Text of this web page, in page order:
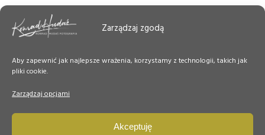
Zarządzaj zgodą
Aby zapewnić jak najlepsze wrażenia, korzystamy z technologii, takich jak
pliki cookie.
Zarządzaj opcjami
Akceptuję